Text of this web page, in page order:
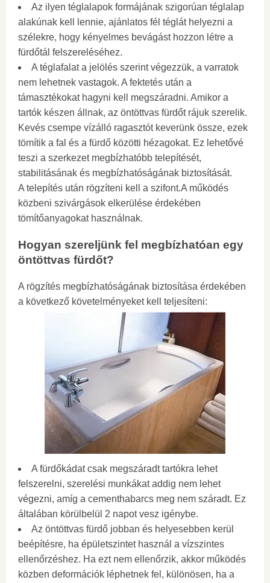
Az ilyen téglalapok formájának szigorúan téglalap
alakúnak kell lennie, ajánlatos fél téglát helyezni a
szélekre, hogy kényelmes bevágást hozzon létre a
fürdőtál felszereléséhez.
A téglafalat a jelölés szerint végezzük, a varratok
nem lehetnek vastagok. A fektetés után a
támasztékokat hagyni kell megszáradni. Amikor a
tartók készen állnak, az öntöttvas fürdőt rájuk szerelik.
Kevés csempe vízálló ragasztót keverünk össze, ezek
tömítik a fal és a fürdő közötti hézagokat. Ez lehetővé
teszi a szerkezet megbízhatóbb telepítését,
stabilitásának és megbízhatóságának biztosítását.
A telepítés után rögzíteni kell a szifont.A működés
közbeni szivárgások elkerülése érdekében
tömítőanyagokat használnak.
Hogyan szereljünk fel megbízhatóan egy
öntöttvas fürdőt?
A rögzítés megbízhatóságának biztosítása érdekében
a következő követelményeket kell teljesíteni:
A fürdőkádat csak megszáradt tartókra lehet
felszerelni, szerelési munkákat addig nem lehet
végezni, amíg a cementhabarcs meg nem száradt. Ez
általában körülbelül 2 napot vesz igénybe.
Az öntöttvas fürdő jobban és helyesebben kerül
beépítésre, ha épületszintet használ a vízszintes
ellenőrzéshez. Ha ezt nem ellenőrzik, akkor működés
közben deformációk léphetnek fel, különösen, ha a